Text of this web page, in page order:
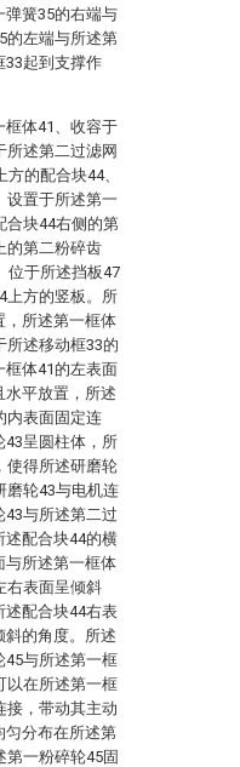
弹簧35的右端与
的左端与所述第
33起到支撑作
框体41、收容于
所述第二过滤网
的配合块44、
设置于所述第一
合块44右侧的第
的第二粉碎齿
位于所述挡板47
上方的竖板。所
，所述第一框体
所述移动框33的
框体41的左表面
水平放置，所述
内表面固定连
43呈圆柱体，所
使得所述研磨轮
磨轮43与电机连
与所述第二过
述配合块44的横
与所述第一框体
右表面呈倾斜
述配合块44右表
斜的角度。所述
45与所述第一框
以在所述第一框
接，带动其主动
匀分布在所述第
第一粉碎轮45固